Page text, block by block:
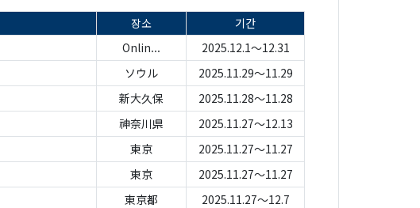
장소
기간
Onlin...
2025.12.1～12.31
ソウル
2025.11.29～11.29
新大久保
2025.11.28～11.28
神奈川県
2025.11.27～12.13
東京
2025.11.27～11.27
東京
2025.11.27～11.27
東京都
2025.11.27～12.7